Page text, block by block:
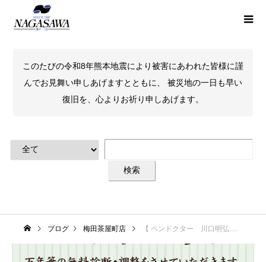
このたびの令和8年熊本地震により被害にあわれた皆様に謹
んでお見舞い申しあげますとともに、 被災地の一日も早い
復旧を、心よりお祈り申しあげます。
ブログ 梅田茶屋町店 【 ペンドクター 川口明弘氏ペンクリニック ＠NAGASAWA梅田茶屋町店】